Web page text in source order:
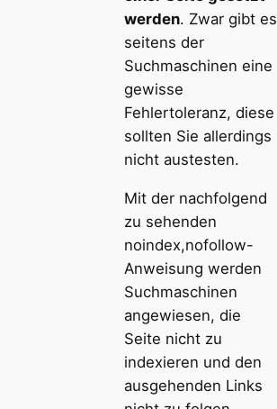
werden. Zwar gibt es
seitens der
Suchmaschinen eine
gewisse
Fehlertoleranz, diese
sollten Sie allerdings
nicht austesten.
Mit der nachfolgend
zu sehenden
noindex,nofollow-
Anweisung werden
Suchmaschinen
angewiesen, die
Seite nicht zu
indexieren und den
ausgehenden Links